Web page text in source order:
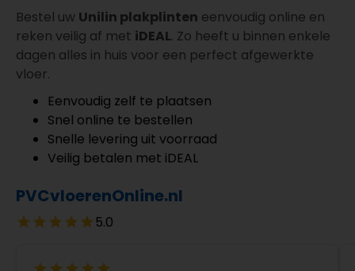
Bestel uw Unilin plakplinten eenvoudig online en
reken veilig af met iDEAL. Zo heeft u binnen enkele
dagen alles in huis voor een perfect afgewerkte
vloer.
Eenvoudig zelf te plaatsen
Snel online te bestellen
Snelle levering uit voorraad
Veilig betalen met iDEAL
PVCvloerenOnline.nl
5.0